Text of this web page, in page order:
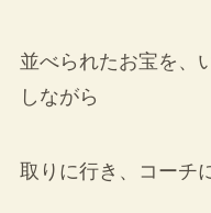
並べられたお宝を、
しながら
取りに行き、コーチ